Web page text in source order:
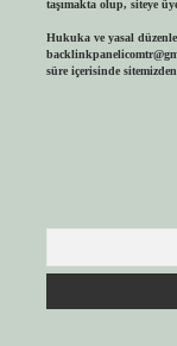
taşımakta olup, siteye
Hukuka ve yasal
süre içerisinde